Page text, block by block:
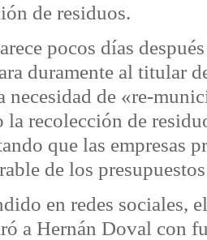
de residuos.
pocos días
duramente al titular
necesidad de «re-
la recolección de
que las empresas
de los
en redes sociales,
a Hernán Doval con